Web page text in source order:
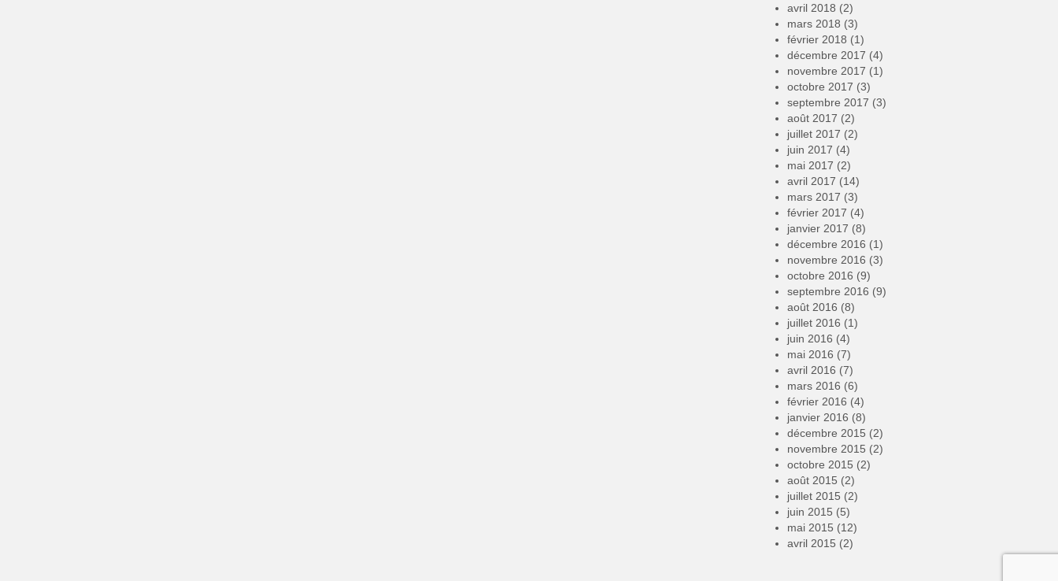
avril 2018 (2)
mars 2018 (3)
février 2018 (1)
décembre 2017 (4)
novembre 2017 (1)
octobre 2017 (3)
septembre 2017 (3)
août 2017 (2)
juillet 2017 (2)
juin 2017 (4)
mai 2017 (2)
avril 2017 (14)
mars 2017 (3)
février 2017 (4)
janvier 2017 (8)
décembre 2016 (1)
novembre 2016 (3)
octobre 2016 (9)
septembre 2016 (9)
août 2016 (8)
juillet 2016 (1)
juin 2016 (4)
mai 2016 (7)
avril 2016 (7)
mars 2016 (6)
février 2016 (4)
janvier 2016 (8)
décembre 2015 (2)
novembre 2015 (2)
octobre 2015 (2)
août 2015 (2)
juillet 2015 (2)
juin 2015 (5)
mai 2015 (12)
avril 2015 (2)